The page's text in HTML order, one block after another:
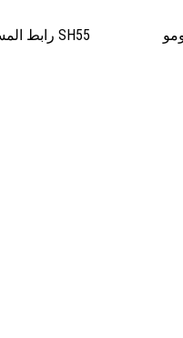
رابط المسار سوميتومو SH55